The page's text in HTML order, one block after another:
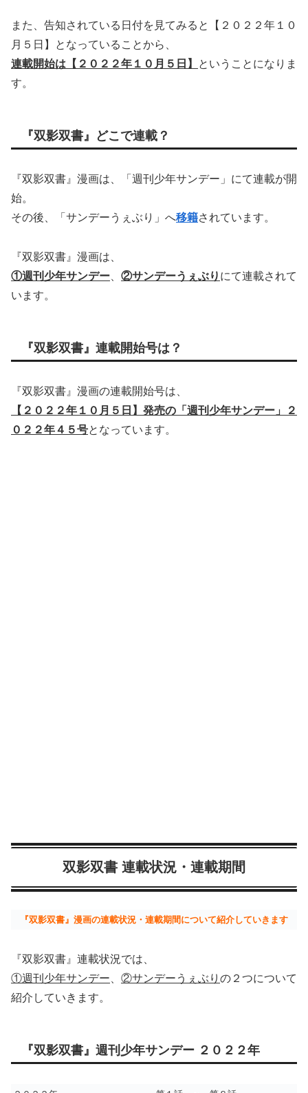
また、告知されている日付を見てみると【２０２２年１０
月５日】となっていることから、
連載開始は【２０２２年１０月５日】
ということになりま
す。
『双影双書』どこで連載？
『双影双書』漫画は、「週刊少年サンデー」にて連載が開
始。
その後、「サンデーうぇぶり」へ移籍されています。
『双影双書』漫画は、
①週刊少年サンデー
②サンデーうぇぶり にて連載されて
います。
『双影双書』連載開始号は？
『双影双書』漫画の連載開始号は、
【２０２２年１０月５日】発売の「週刊少年サンデー」２
０２２年４５号となっています。
双影双書 連載状況・連載期間
『双影双書』漫画の連載状況・連載期間について紹介していきます
『双影双書』連載状況では、
①週刊少年サンデー
②サンデーうぇぶり の２つについて
紹介していきます。
『双影双書』週刊少年サンデー ２０２２年